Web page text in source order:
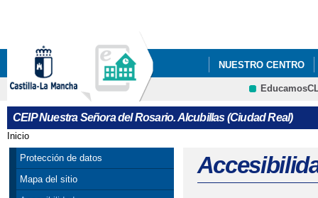
NUESTRO CENTRO
FACEBOOK
CRFP
CEIP Nuestra Señora del Rosario. Alcubillas (Ciudad Real)
Se encuentra usted aquí
Inicio
Protección de datos
Mapa del sitio